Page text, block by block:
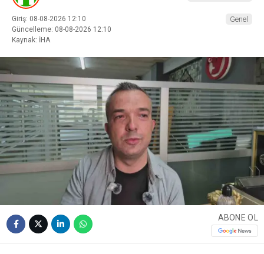
Giriş: 08-08-2026 12:10
Güncelleme: 08-08-2026 12:10
Kaynak: İHA
Genel
ABONE OL